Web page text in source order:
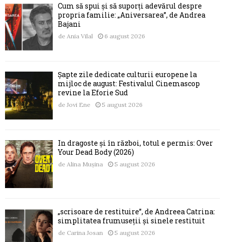
Cum să spui și să suporți adevărul despre
propria familie: „Aniversarea”, de Andrea
Bajani
de Ania Vilal 6 august 2026
Șapte zile dedicate culturii europene la
mijloc de august: Festivalul Cinemascop
revine la Eforie Sud
de Jovi Ene 5 august 2026
În dragoste și în război, totul e permis: Over
Your Dead Body (2026)
de Alina Mușina 5 august 2026
„scrisoare de restituire”, de Andreea Catrina:
simplitatea frumuseții și sinele restituit
de Carina Josan 5 august 2026